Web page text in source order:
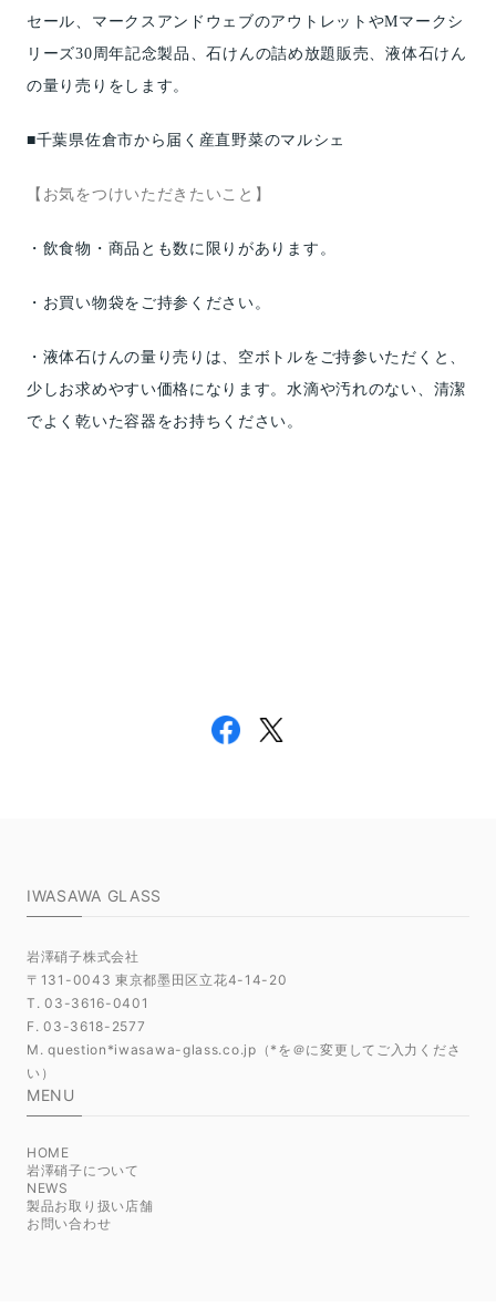
セール、マークスアンドウェブのアウトレットやMマークシ
リーズ30周年記念製品、石けんの詰め放題販売、液体石けん
の量り売りをします。
■千葉県佐倉市から届く産直野菜のマルシェ
【お気をつけいただきたいこと】
・飲食物・商品とも数に限りがあります。
・お買い物袋をご持参ください。
・液体石けんの量り売りは、空ボトルをご持参いただくと、
少しお求めやすい価格になります。水滴や汚れのない、清潔
でよく乾いた容器をお持ちください。
IWASAWA GLASS
岩澤硝子株式会社
〒131-0043 東京都墨田区立花4-14-20
T. 03-3616-0401
F. 03-3618-2577
M. question*iwasawa-glass.co.jp（*を＠に変更してご入力くださ
い）
MENU
HOME
岩澤硝子について
NEWS
製品お取り扱い店舗
お問い合わせ